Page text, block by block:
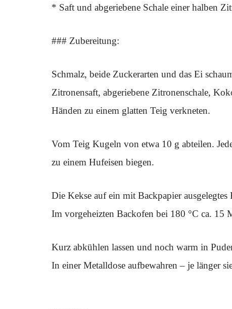
* Saft und abgeriebene Schale einer halben
### Zubereitung:
Schmalz, beide Zuckerarten und das Ei
Zitronensaft, abgeriebene Zitronenschale,
Händen zu einem glatten Teig verkneten.
Vom Teig Kugeln von etwa 10 g abteilen.
zu einem Hufeisen biegen.
Die Kekse auf ein mit Backpapier ausgelegtes
Im vorgeheizten Backofen bei 180 °C ca. 15
Kurz abkühlen lassen und noch warm in
In einer Metalldose aufbewahren – je länger